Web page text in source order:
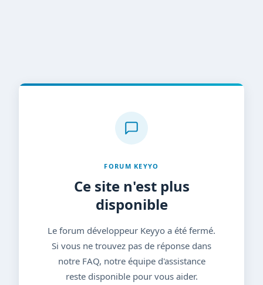
FORUM KEYYO
Ce site n'est plus
disponible
Le forum développeur Keyyo a été fermé.
Si vous ne trouvez pas de réponse dans
notre FAQ, notre équipe d'assistance
reste disponible pour vous aider.